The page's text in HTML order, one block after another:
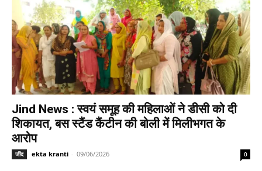
Jind News : स्वयं समूह की महिलाओं ने डीसी को दी
शिकायत, बस स्टैंड कैंटीन की बोली में मिलीभगत के
आरोप
जींद ekta kranti - 09/06/2026 0